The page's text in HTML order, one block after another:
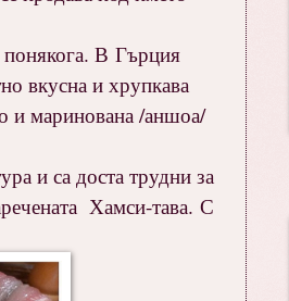
понякога. В Гърция
вкусна и хрупкава
и маринована /аншоа/
и са доста трудни за
Хамси-тава. С